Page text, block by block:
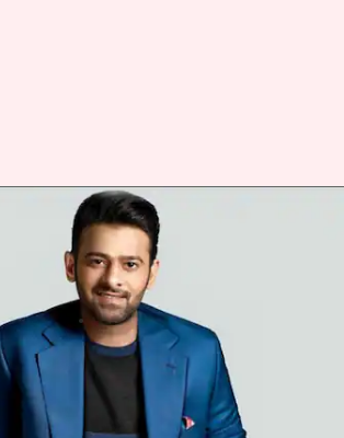
में प्रभास के फैंस ने
लोगों का साथ, बांटी
Aug 07, 2020 07:20 pm
कई फिल्मी हस्तियां आम लोगों की मदद